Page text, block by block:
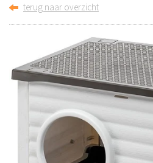
terug naar overzicht